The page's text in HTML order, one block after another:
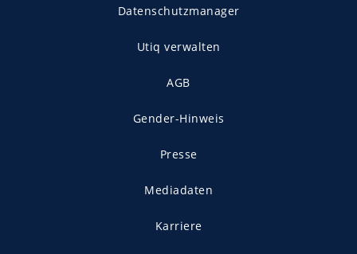
Datenschutzmanager
Utiq verwalten
AGB
Gender-Hinweis
Presse
Mediadaten
Karriere